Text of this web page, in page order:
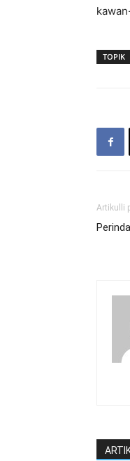
TOPIK
Artikulli